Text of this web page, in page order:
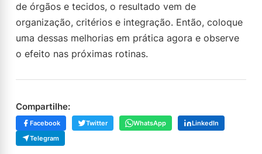
de órgãos e tecidos, o resultado vem de
organização, critérios e integração. Então, coloque
uma dessas melhorias em prática agora e observe
o efeito nas próximas rotinas.
Compartilhe:
Facebook Twitter WhatsApp
LinkedIn
Telegram